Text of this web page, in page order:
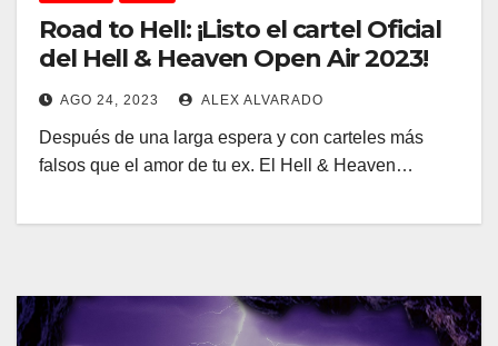
Road to Hell: ¡Listo el cartel Oficial
del Hell & Heaven Open Air 2023!
AGO 24, 2023 ALEX ALVARADO
Después de una larga espera y con carteles más
falsos que el amor de tu ex. El Hell & Heaven…